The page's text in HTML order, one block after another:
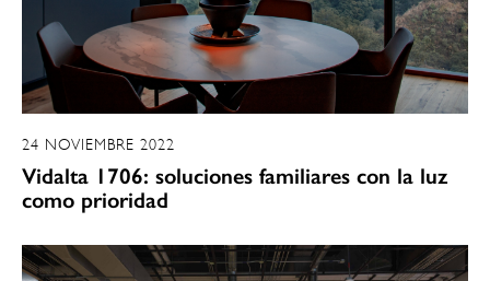
24 NOVIEMBRE 2022
Vidalta 1706: soluciones familiares con la luz
como prioridad